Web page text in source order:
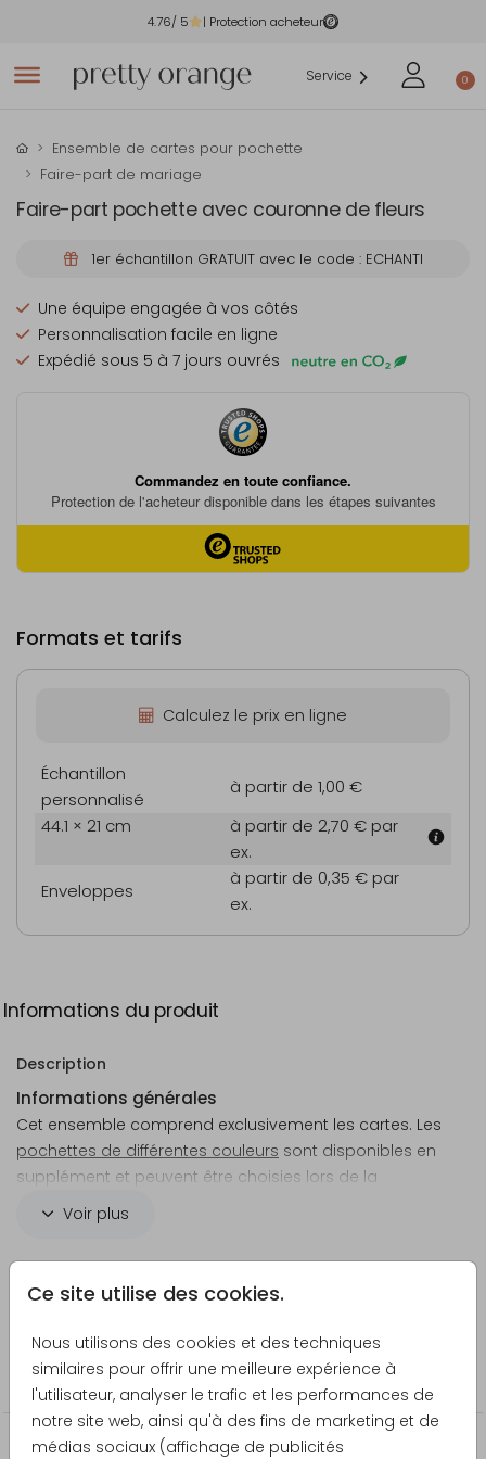
4.76/ 5 | Protection acheteur
Service 0
Ce site utilise des cookies.
Nous utilisons des cookies et des techniques
similaires pour offrir une meilleure expérience à
l'utilisateur, analyser le trafic et les performances de
notre site web, ainsi qu'à des fins de marketing et de
médias sociaux (affichage de publicités
Ensemble de cartes pour pochette
Faire-part de mariage
Faire-part pochette avec couronne de fleurs
1er échantillon GRATUIT avec le code : ECHANTI
Une équipe engagée à vos côtés
Personnalisation facile en ligne
Expédié sous 5 à 7 jours ouvrés
Formats et tarifs
Calculez le prix en ligne
Échantillon
personnalisé
à partir de 1,00 €
44.1 × 21 cm
à partir de 2,70 € par
ex.
Enveloppes
à partir de 0,35 € par
ex.
Informations du produit
Description
Informations générales
Cet ensemble comprend exclusivement les cartes. Les
pochettes de différentes couleurs sont disponibles en
supplément et peuvent être choisies lors de la
commande.
utiliser des
autocollants personnalisés
cire, desrubans,ficelles, cordelettes ou cordons en
cuir
(prévoir 55 à 60 cm par pochette), ainsi que des
bandeaux
, à commander séparément.
Dimensions
Les cartes sont découpées dans une feuille de
21,0 x 44,1 cm. Les dimensions de ces cartes sont
Voir plus
Papeterie Prestige
Catégorie
Faire-part de mariage
Produits qui pourraient vous intéresser